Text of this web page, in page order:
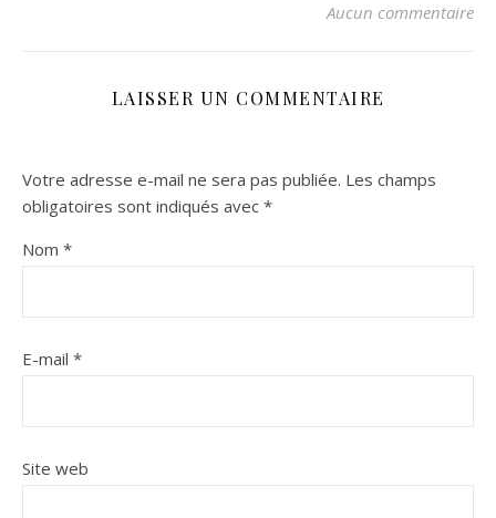
Aucun commentaire
LAISSER UN COMMENTAIRE
Votre adresse e-mail ne sera pas publiée. Les champs
obligatoires sont indiqués avec *
Nom *
E-mail *
Site web